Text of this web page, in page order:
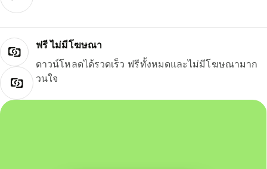
ฟรี ไม่มีโฆษณา
ดาวน์โหลดได้รวดเร็ว ฟรีทั้งหมดและไม่มีโฆษณามาก
วนใจ